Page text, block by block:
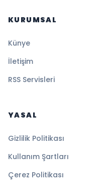
KURUMSAL
Künye
İletişim
RSS Servisleri
YASAL
Gizlilik Politikası
Kullanım Şartları
Çerez Politikası